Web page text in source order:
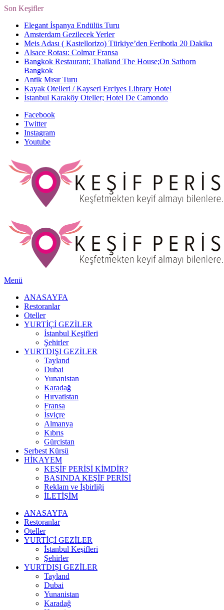
Son Keşifler
Elegant İspanya Endülüs Turu
Amsterdam Gezilecek Yerler
Meis Adası ( Kastellorizo) Türkiye’den Feribotla 20 Dakika
Alsace Rotası: Colmar Fransa
Bangkok Restaurant; Thailand The House;On Sathorn
Bangkok
Antik Mısır Turu
Kayak Otelleri / Kayseri Erciyes Library Hotel
İstanbul Karaköy Oteller; Hotel De Camondo
Facebook
Twitter
Instagram
Youtube
Menü
ANASAYFA
Restoranlar
Oteller
YURTİÇİ GEZİLER
İstanbul Keşifleri
Şehirler
YURTDIŞI GEZİLER
Tayland
Dubai
Yunanistan
Karadağ
Hırvatistan
Fransa
İsviçre
Almanya
Kıbrıs
Gürcistan
Serbest Kürsü
HİKAYEM
KEŞİF PERİSİ KİMDİR?
BASINDA KEŞİF PERİSİ
Reklam ve İşbirliği
İLETİŞİM
ANASAYFA
Restoranlar
Oteller
YURTİÇİ GEZİLER
İstanbul Keşifleri
Şehirler
YURTDIŞI GEZİLER
Tayland
Dubai
Yunanistan
Karadağ